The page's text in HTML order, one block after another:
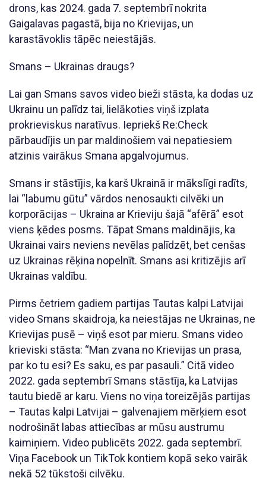
drons, kas 2024. gada 7. septembrī nokrita
Gaigalavas pagastā, bija no Krievijas, un
karastāvoklis tāpēc neiestājās.
Smans – Ukrainas draugs?
Lai gan Smans savos video bieži stāsta, ka dodas uz
Ukrainu un palīdz tai, lielākoties viņš izplata
prokrieviskus naratīvus. Iepriekš Re:Check
pārbaudījis un par maldinošiem vai nepatiesiem
atzinis vairākus Smana apgalvojumus.
Smans ir stāstījis, ka karš Ukrainā ir mākslīgi radīts,
lai “labumu gūtu” vārdos nenosaukti cilvēki un
korporācijas – Ukraina ar Krieviju šajā “afērā” esot
viens ķēdes posms. Tāpat Smans maldinājis, ka
Ukrainai vairs neviens nevēlas palīdzēt, bet cenšas
uz Ukrainas rēķina nopelnīt. Smans asi kritizējis arī
Ukrainas valdību.
Pirms četriem gadiem partijas Tautas kalpi Latvijai
video Smans skaidroja, ka neiestājas ne Ukrainas, ne
Krievijas pusē – viņš esot par mieru. Smans video
krieviski stāsta: “Man zvana no Krievijas un prasa,
par ko tu esi? Es saku, es par pasauli.” Citā video
2022. gada septembrī Smans stāstīja, ka Latvijas
tautu biedē ar karu. Viens no viņa toreizējās partijas
– Tautas kalpi Latvijai – galvenajiem mērķiem esot
nodrošināt labas attiecības ar mūsu austrumu
kaimiņiem. Video publicēts 2022. gada septembrī.
Viņa Facebook un TikTok kontiem kopā seko vairāk
nekā 52 tūkstoši cilvēku.